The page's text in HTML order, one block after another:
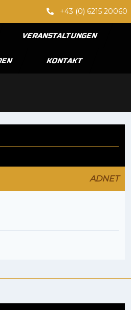
+43 (0) 6215 20060
VERANSTALTUNGEN
KONTAKT
ADNET